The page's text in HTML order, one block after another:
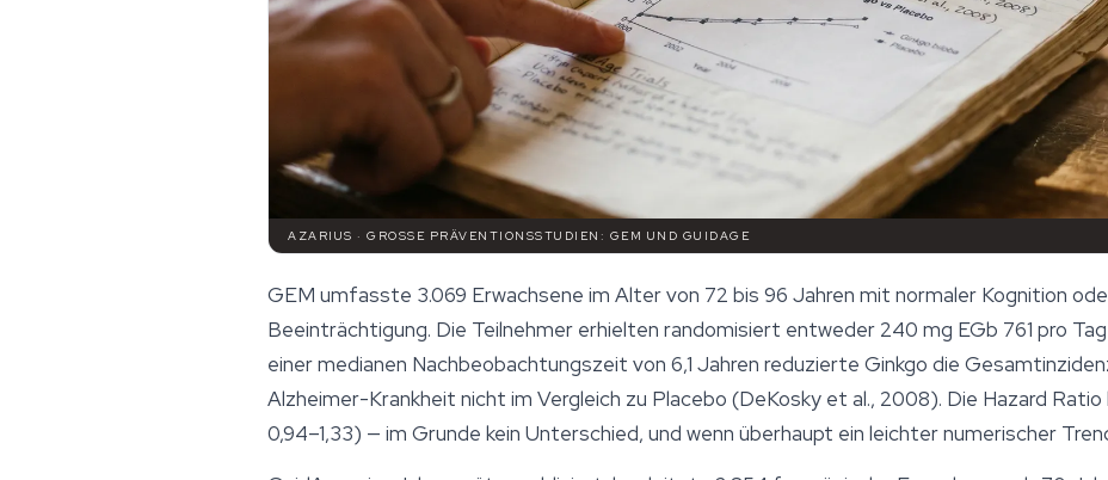
AZARIUS · GROSSE PRÄVENTIONSSTUDIEN: GEM UND GUIDAGE
GEM umfasste 3.069 Erwachsene im Alter von 72 bis 96 Jahren mit normaler Kognition
Beeinträchtigung. Die Teilnehmer erhielten randomisiert entweder 240 mg EGb 761 pro
einer medianen Nachbeobachtungszeit von 6,1 Jahren reduzierte Ginkgo die
Alzheimer-Krankheit nicht im Vergleich zu Placebo (DeKosky et al., 2008). Die Hazard Ratio
0,94–1,33) — im Grunde kein Unterschied, und wenn überhaupt ein leichter numerischer